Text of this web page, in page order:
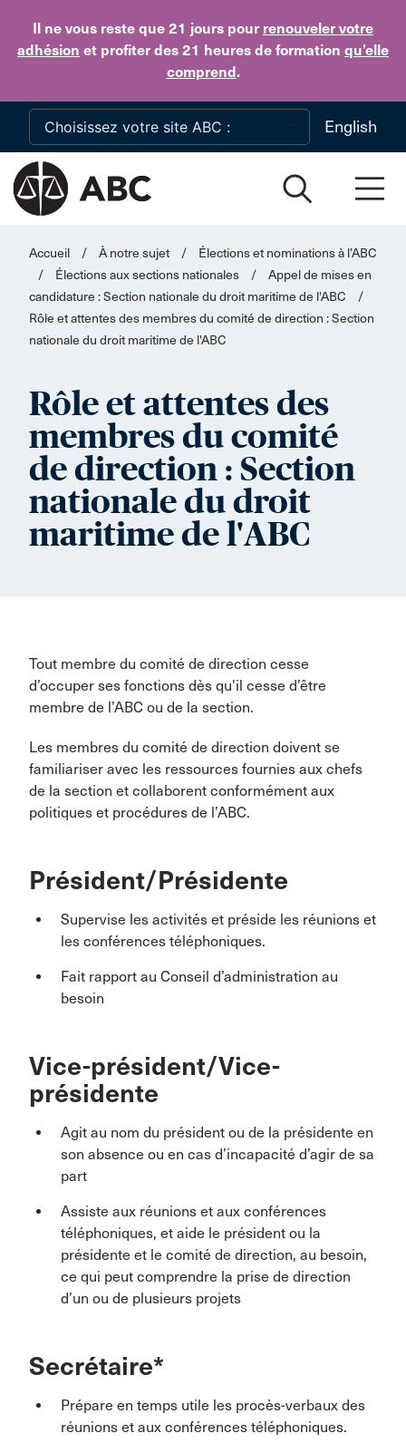
Il ne vous reste que 21 jours pour renouveler votre
adhésion et profiter des 21 heures de formation qu’elle
comprend.
Skip to main content
English
Accueil / À notre sujet /
Élections et nominations à l’ABC
/
Élections aux sections nationales /
Appel de mises en
candidature : Section nationale du droit maritime de l'ABC
/
Rôle et attentes des membres du comité de direction : Section
nationale du droit maritime de l'ABC
Rôle et attentes des
membres du comité
de direction : Section
nationale du droit
maritime de l'ABC
Tout membre du comité de direction cesse
d’occuper ses fonctions dès qu'il cesse d’être
membre de l’ABC ou de la section.
Les membres du comité de direction doivent se
familiariser avec les ressources fournies aux chefs
de la section et collaborent conformément aux
politiques et procédures de l’ABC.
Président/Présidente
Supervise les activités et préside les réunions et
les conférences téléphoniques.
Fait rapport au Conseil d’administration au
besoin
Vice-président/Vice-
présidente
Agit au nom du président ou de la présidente en
son absence ou en cas d’incapacité d’agir de sa
part
Assiste aux réunions et aux conférences
téléphoniques, et aide le président ou la
présidente et le comité de direction, au besoin,
ce qui peut comprendre la prise de direction
d’un ou de plusieurs projets
Secrétaire*
Prépare en temps utile les procès-verbaux des
réunions et aux conférences téléphoniques.